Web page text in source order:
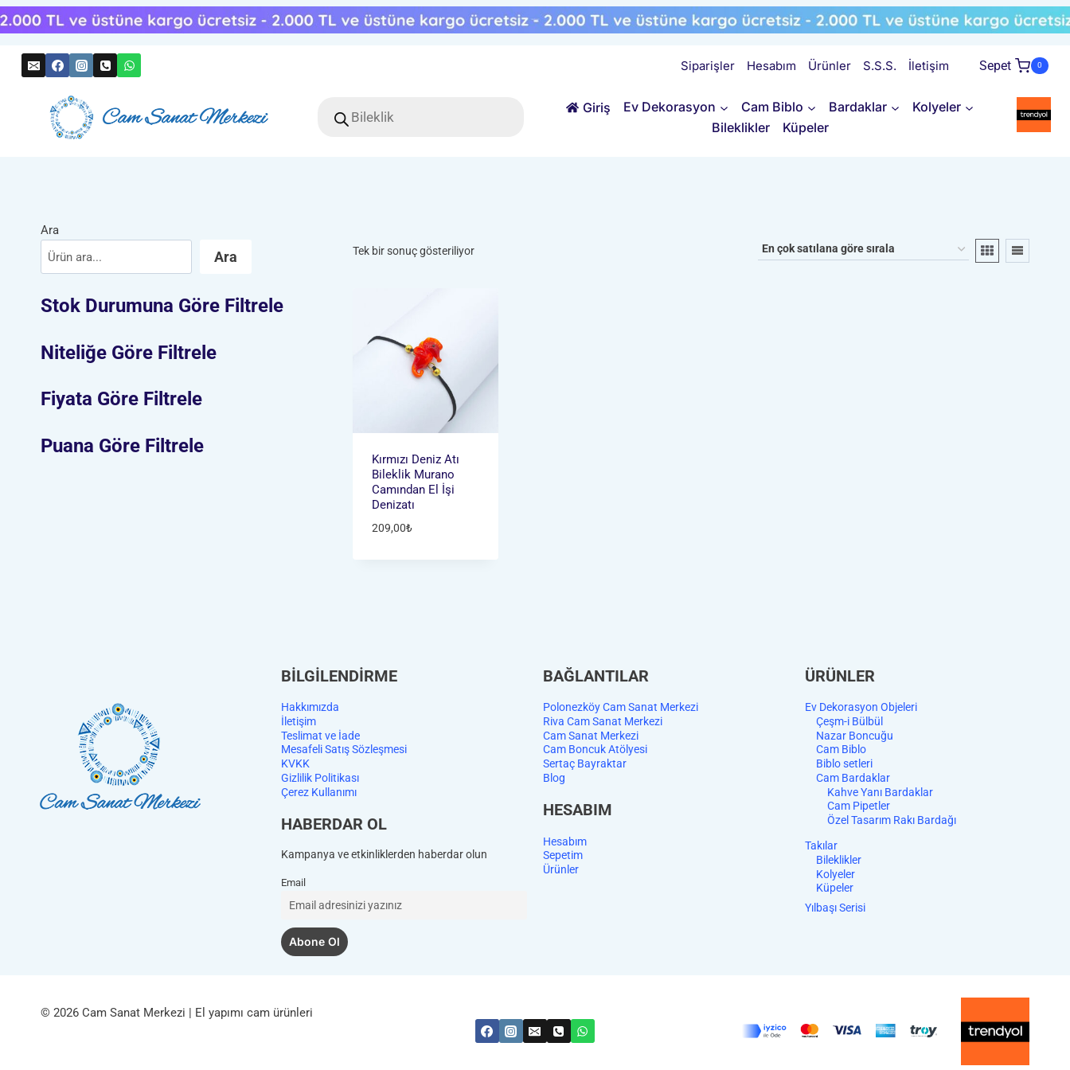
Skip
to
Siparişler Hesabım Ürünler S.S.S. İletişim Sepet 0
search
Giriş Ev Dekorasyon Cam Biblo Bardaklar
Kolyeler
Bileklikler
Küpeler
Tek bir sonuç gösteriliyor
Kırmızı Deniz Atı
Bileklik Murano
Camından El İşi
Denizatı
209,00₺
Ara
Ara
Stok Durumuna Göre Filtrele
Niteliğe Göre Filtrele
Fiyata Göre Filtrele
Puana Göre Filtrele
BİLGİLENDİRME
Hakkımızda
İletişim
Teslimat ve İade
Mesafeli Satış Sözleşmesi
KVKK
Gizlilik Politikası
Çerez Kullanımı
HABERDAR OL
Kampanya ve etkinliklerden haberdar olun
Email
BAĞLANTILAR
Polonezköy Cam Sanat Merkezi
Riva Cam Sanat Merkezi
Cam Sanat Merkezi
Cam Boncuk Atölyesi
Sertaç Bayraktar
Blog
HESABIM
Hesabım
Sepetim
Ürünler
ÜRÜNLER
Ev Dekorasyon Objeleri
Çeşm-i Bülbül
Nazar Boncuğu
Cam Biblo
Biblo setleri
Cam Bardaklar
Kahve Yanı Bardaklar
Cam Pipetler
Özel Tasarım Rakı Bardağı
Takılar
Bileklikler
Kolyeler
Küpeler
Yılbaşı Serisi
© 2026 Cam Sanat Merkezi | El yapımı cam ürünleri